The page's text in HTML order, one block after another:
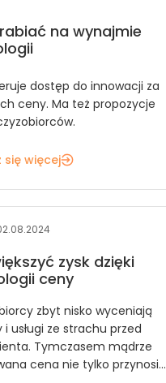
na wynajmie
dostęp do innowacji za
ceny. Ma też propozycje
się więcej
zysk dzięki
ceny
zbyt nisko wyceniają
usługi ze strachu przed
Tymczasem mądrze
cena nie tylko przynosi...